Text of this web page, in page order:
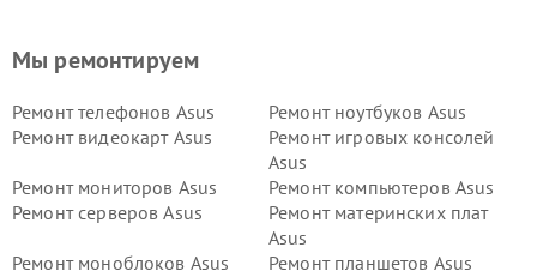
Мы ремонтируем
Ремонт телефонов Asus
Ремонт ноутбуков Asus
Ремонт видеокарт Asus
Ремонт игровых консолей
Asus
Ремонт мониторов Asus
Ремонт компьютеров Asus
Ремонт серверов Asus
Ремонт материнских плат
Asus
Ремонт моноблоков Asus
Ремонт планшетов Asus